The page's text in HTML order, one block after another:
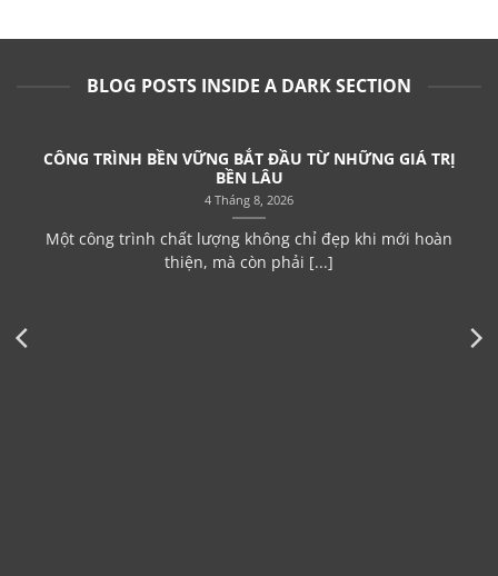
BLOG POSTS INSIDE A DARK SECTION
CÔNG TRÌNH BỀN VỮNG BẮT ĐẦU TỪ NHỮNG GIÁ TRỊ
BỀN LÂU
4 Tháng 8, 2026
Một công trình chất lượng không chỉ đẹp khi mới hoàn
thiện, mà còn phải [...]